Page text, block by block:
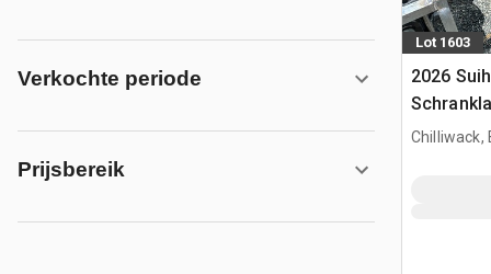
Verkochte periode
Prijsbereik
Lot 1603
2026
(Unused)
Chilliwack,